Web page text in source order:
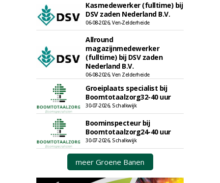
Kasmedewerker (fulltime) bij
DSV zaden Nederland B.V.
06-08-2026, Ven-Zelderheide
Allround
magazijnmedewerker
(fulltime) bij DSV zaden
Nederland B.V.
06-08-2026, Ven Zelderheide
Groeiplaats specialist bij
Boomtotaalzorg32-40 uur
30-07-2026, Schalkwijk
Boominspecteur bij
Boomtotaalzorg24-40 uur
30-07-2026, Schalkwijk
meer Groene Banen